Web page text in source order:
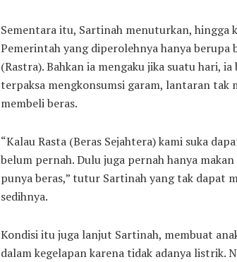
Sementara itu, Sartinah menuturkan, hingga
Pemerintah yang diperolehnya hanya berupa
(Rastra). Bahkan ia mengaku jika suatu hari,
terpaksa mengkonsumsi garam, lantaran tak
membeli beras.
“Kalau Rasta (Beras Sejahtera) kami suka
belum pernah. Dulu juga pernah hanya
punya beras,” tutur Sartinah yang tak dapat
sedihnya.
Kondisi itu juga lanjut Sartinah, membuat
dalam kegelapan karena tidak adanya listrik.